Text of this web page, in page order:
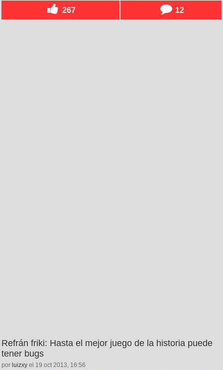
267 12
Refrán friki: Hasta el mejor juego de la historia puede
tener bugs
por luizxy el 19 oct 2013, 16:56